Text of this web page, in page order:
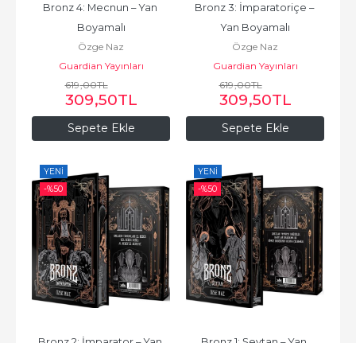
Sepete Ekle
Bronz 4: Mecnun – Yan
Boyamalı
Özge Naz
Guardian Yayınları
619,00TL
309,50TL
Sepete Ekle
Bronz 3: İmparatoriçe –
Yan Boyamalı
Özge Naz
Guardian Yayınları
619,00TL
309,50TL
YENI
-%50
YENI
-%50